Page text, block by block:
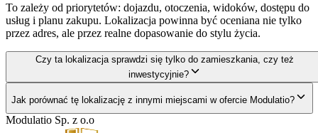
To zależy od priorytetów: dojazdu, otoczenia, widoków, dostępu do
usług i planu zakupu. Lokalizacja powinna być oceniana nie tylko
przez adres, ale przez realne dopasowanie do stylu życia.
Czy ta lokalizacja sprawdzi się tylko do zamieszkania, czy też
inwestycyjnie?
Jak porównać tę lokalizację z innymi miejscami w ofercie Modulatio?
Modulatio Sp. z o.o